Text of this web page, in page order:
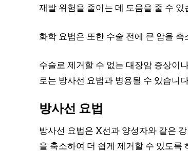
재발 위험을 줄이는 데 도움을 줄 수 있
화학 요법은 또한 수술 전에 큰 암을
수술로 제거할 수 없는 대장암 증상이
로는 방사선 요법과 병용될 수 있습니
방사선 요법
방사선 요법은 X선과 양성자와 같은
을 축소하여 더 쉽게 제거할 수 있도록